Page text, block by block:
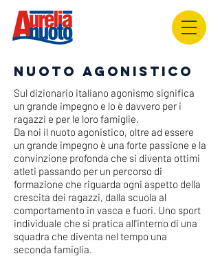
NUOTO AGONISTICO
Sul dizionario italiano agonismo significa
un grande impegno e lo è davvero per i
ragazzi e per le loro famiglie.
Da noi il nuoto agonistico, oltre ad essere
un grande impegno è una forte passione e la
convinzione profonda che si diventa ottimi
atleti passando per un percorso di
formazione che riguarda ogni aspetto della
crescita dei ragazzi, dalla scuola al
comportamento in vasca e fuori. Uno sport
individuale che si pratica all'interno di una
squadra che diventa nel tempo una
seconda famiglia.